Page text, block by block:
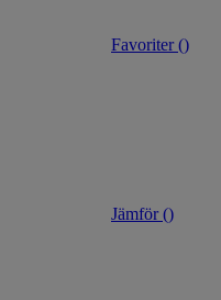
Favoriter ()
Jämför ()